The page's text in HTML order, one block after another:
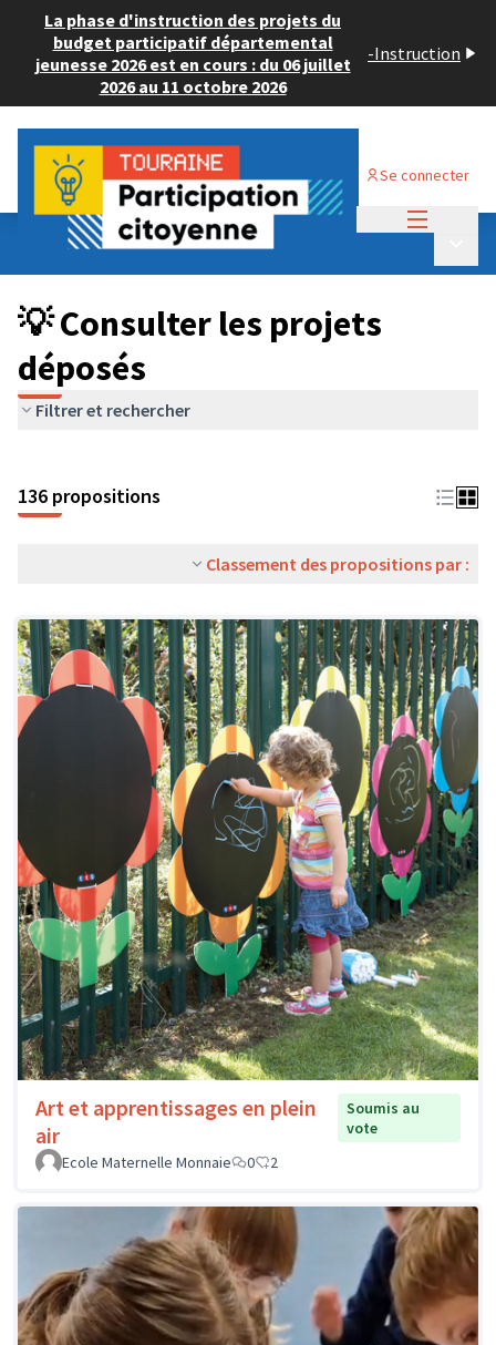
La phase d'instruction des projets du
budget participatif départemental
jeunesse 2026 est en cours : du 06 juillet
2026 au 11 octobre 2026
-Instruction
Se connecter
Budget Participatif JEUNESSE 2024
💡 Consulter les projets déposés
💡 Consulter les projets
déposés
Filtrer et rechercher
136 propositions
Classement des propositions par :
Art et apprentissages en plein
air
Soumis au
vote
Ecole Maternelle Monnaie
0 2